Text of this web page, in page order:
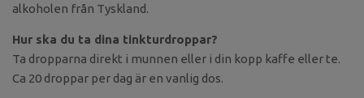
alkoholen från Tyskland.
Hur ska du ta dina tinkturdroppar?
Ta dropparna direkt i munnen eller i din kopp kaffe eller te.
Ca 20 droppar per dag är en vanlig dos.